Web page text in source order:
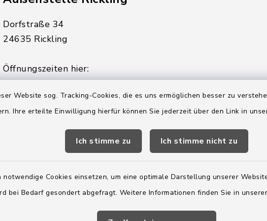
Website sog. Tracking-Cookies, die es uns ermöglichen besser zu
Ihre erteilte Einwilligung hierfür können Sie jederzeit über den Link in
Ich stimme zu Ich stimme nicht zu
Cookies einsetzen, um eine optimale Darstellung unserer
bei Bedarf gesondert abgefragt. Weitere Informationen finden Sie in
Dorfstraße 34
24635 Rickling
Öffnungszeiten hier:
Montag, Dienstag, Donnerstag,
Freitag:
08:00 - 12:00 Uhr
sowie zusätzlich am Donnerstag:
04328 179-0
04328 - 179-44
info@amt-boostedt-